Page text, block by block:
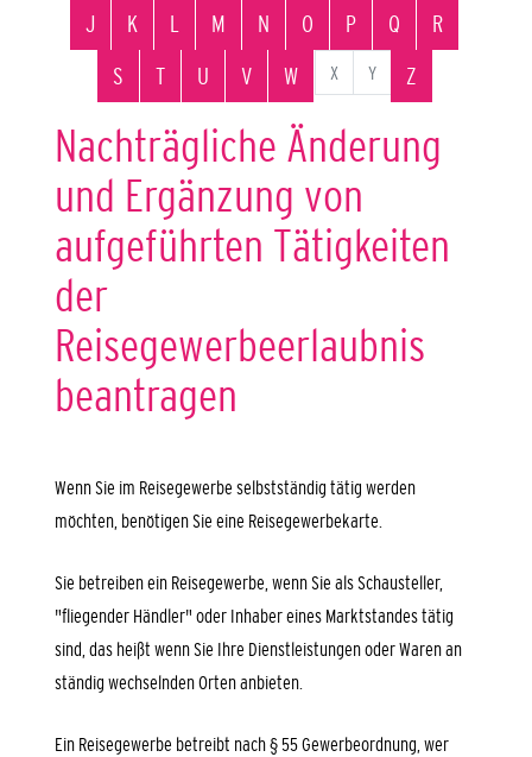
J
K L M N O P Q
R
S
T U V W X Y Z
Nachträgliche Änderung
und Ergänzung von
aufgeführten Tätigkeiten
der
Reisegewerbeerlaubnis
beantragen
Wenn Sie im Reisegewerbe selbstständig tätig werden
möchten, benötigen Sie eine Reisegewerbekarte.
Sie betreiben ein Reisegewerbe, wenn Sie als Schausteller,
"fliegender Händler" oder Inhaber eines Marktstandes tätig
sind, das heißt wenn Sie Ihre Dienstleistungen oder Waren an
ständig wechselnden Orten anbieten.
Ein Reisegewerbe betreibt nach § 55 Gewerbeordnung, wer